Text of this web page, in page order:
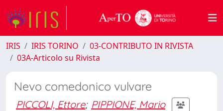
IRIS IRIS TORINO
03-CONTRIBUTO IN RIVISTA
03A-Articolo su Rivista
Nevo comedonico vulvare
PICCOLI, Ettore; PIPPIONE, Mario